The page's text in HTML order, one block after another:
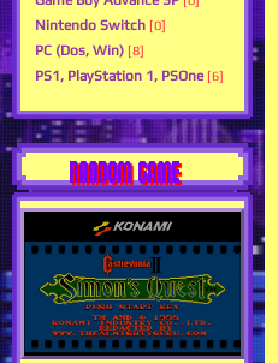
Nintendo Switch [0]
PC (Dos, Win) [8]
PS1, PlayStation 1, PSOne [6]
RANDOM GAME